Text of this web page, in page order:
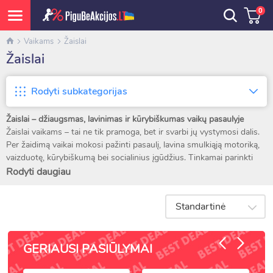
0
Vaikams Žaislai
Žaislai
Rodyti subkategorijas
Žaislai – džiaugsmas, lavinimas ir kūrybiškumas vaikų pasaulyje
Žaislai vaikams – tai ne tik pramoga, bet ir svarbi jų vystymosi dalis.
Per žaidimą vaikai mokosi pažinti pasaulį, lavina smulkiąją motoriką,
vaizduotę, kūrybiškumą bei socialinius įgūdžius. Tinkamai parinkti
žaislai skatina vaiką domėtis, mąstyti, bendrauti ir tobulėti. Todėl
Mažiesiems kūdikiams siūlomi lavinamieji ir sensoriniai žaislai, kurie
padeda pažinti spalvas, formas, garsus ir tekstūras. Tai barškučiai,
žaidimų kilimėliai, minkšti kamuoliukai ir pliušiniai draugai.
Rodyti daugiau
Standartinė
GERIAUSI PASIŪLYMAI